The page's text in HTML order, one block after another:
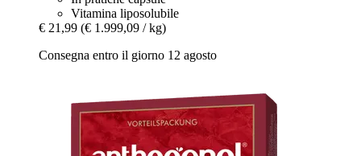
Vitamina liposolubile
€ 21,99 (€ 1.999,09 / kg)
Consegna entro il giorno 12 agosto